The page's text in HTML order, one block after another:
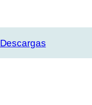
Descargas